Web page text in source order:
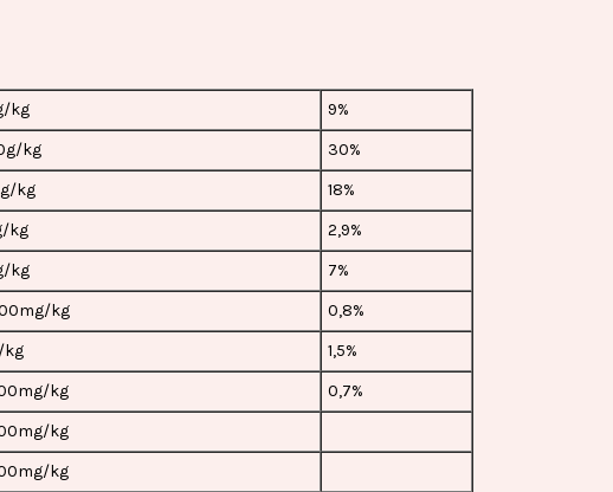
kg
9%
kg
30%
kg
18%
kg
2,9%
kg
7%
kg
0,8%
kg
1,5%
kg
0,7%
kg
kg